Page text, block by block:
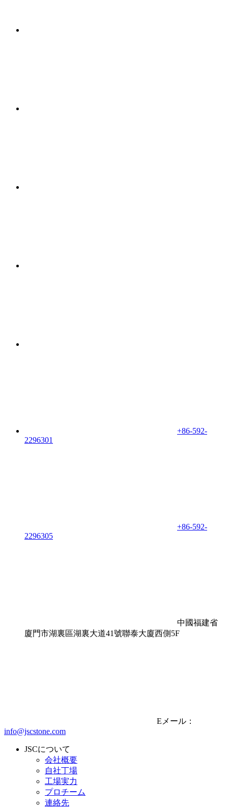
+86-592-
2296301
+86-592-
2296305
中國福建省
廈門市湖裏區湖裏大道41號聯泰大廈西側5F
Eメール：
info@jscstone.com
JSCについて
会社概要
自社丁場
工場実力
プロチーム
連絡先